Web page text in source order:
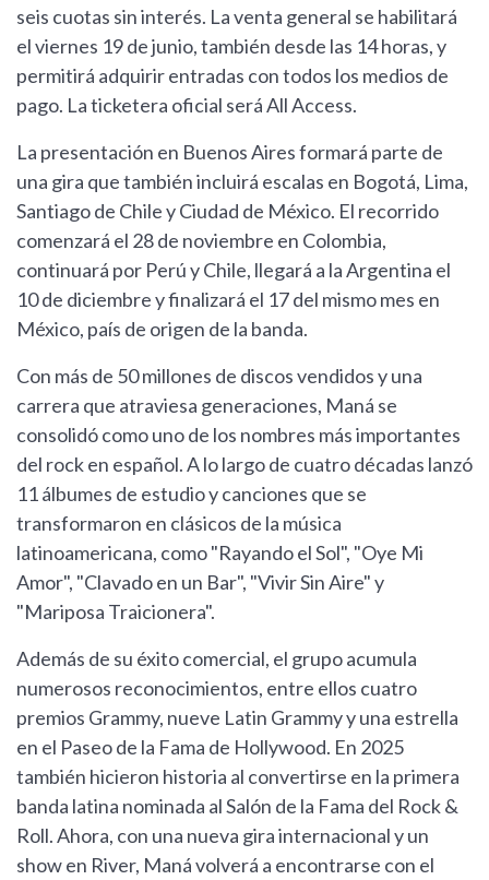
seis cuotas sin interés. La venta general se habilitará
el viernes 19 de junio, también desde las 14 horas, y
permitirá adquirir entradas con todos los medios de
pago. La ticketera oficial será All Access.
La presentación en Buenos Aires formará parte de
una gira que también incluirá escalas en Bogotá, Lima,
Santiago de Chile y Ciudad de México. El recorrido
comenzará el 28 de noviembre en Colombia,
continuará por Perú y Chile, llegará a la Argentina el
10 de diciembre y finalizará el 17 del mismo mes en
México, país de origen de la banda.
Con más de 50 millones de discos vendidos y una
carrera que atraviesa generaciones, Maná se
consolidó como uno de los nombres más importantes
del rock en español. A lo largo de cuatro décadas lanzó
11 álbumes de estudio y canciones que se
transformaron en clásicos de la música
latinoamericana, como "Rayando el Sol", "Oye Mi
Amor", "Clavado en un Bar", "Vivir Sin Aire" y
"Mariposa Traicionera".
Además de su éxito comercial, el grupo acumula
numerosos reconocimientos, entre ellos cuatro
premios Grammy, nueve Latin Grammy y una estrella
en el Paseo de la Fama de Hollywood. En 2025
también hicieron historia al convertirse en la primera
banda latina nominada al Salón de la Fama del Rock &
Roll. Ahora, con una nueva gira internacional y un
show en River, Maná volverá a encontrarse con el